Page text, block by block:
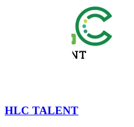
HLC TALENT